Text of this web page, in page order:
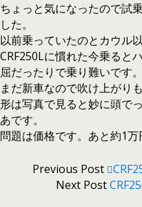
ちょっと気になったので試
した。
以前乗っていたのとカウル
CRF250Lに慣れた今乗ると
屈だったりで乗り難いです。
まだ新車なので吹け上がり
形は写真で見ると妙に頭で
あです。
問題は価格です。あと約1万
Previous Post
Next Post